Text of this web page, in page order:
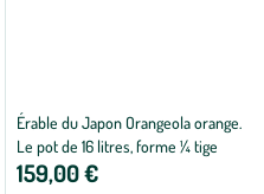
Érable du Japon Orangeola orange.
Le pot de 16 litres, forme ¼ tige
159,00 €